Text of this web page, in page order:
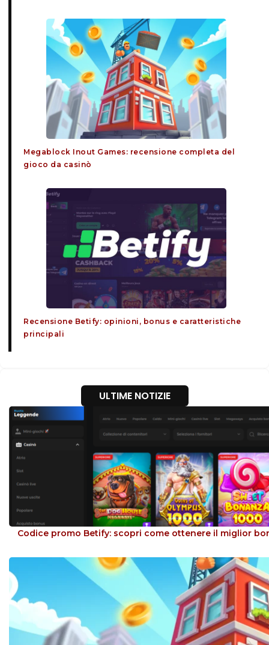
Megablock Inout Games: recensione completa del
gioco da casinò
Recensione Betify: opinioni, bonus e caratteristiche
principali
ULTIME NOTIZIE
Codice promo Betify: scopri come ottenere il miglior